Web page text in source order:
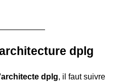
dplg
dplg, il faut suivre